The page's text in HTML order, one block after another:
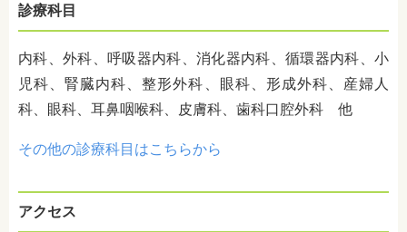
診療科目
内科、外科、呼吸器内科、消化器内科、循環器内科、小
児科、腎臓内科、整形外科、眼科、形成外科、産婦人
科、眼科、耳鼻咽喉科、皮膚科、歯科口腔外科 他
その他の診療科目はこちらから
アクセス